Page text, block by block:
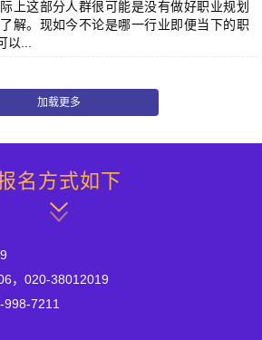
上这部分人群很可能是没有做好职业规划
解。现如今不论是哪一行业即便当下的职
以...
名方式如下
，020-38012019
998-7211